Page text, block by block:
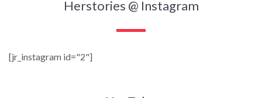
Herstories @ Instagram
[jr_instagram id="2"]